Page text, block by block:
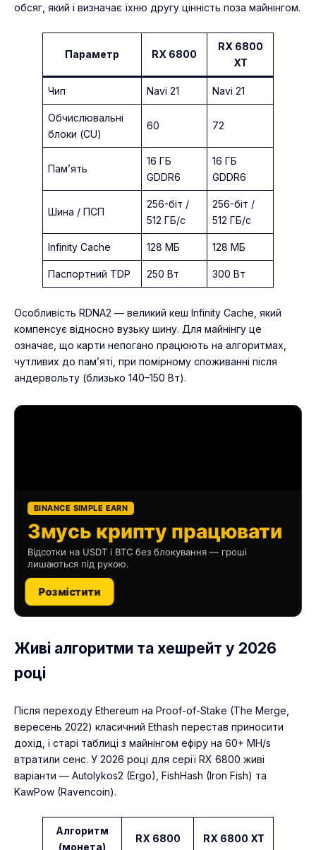
обсяг, який і визначає їхню другу цінність поза майнінгом.
Параметр RX 6800
RX 6800
XT
Чип Navi 21 Navi 21
Обчислювальні
блоки (CU)
60 72
Пам’ять
16 ГБ
GDDR6
16 ГБ
GDDR6
Шина / ПСП
256-біт /
512 ГБ/с
256-біт /
512 ГБ/с
Infinity Cache 128 МБ 128 МБ
Паспортний TDP 250 Вт 300 Вт
Особливість RDNA2 — великий кеш Infinity Cache, який
компенсує відносно вузьку шину. Для майнінгу це
означає, що карти непогано працюють на алгоритмах,
чутливих до пам’яті, при помірному споживанні після
андервольту (близько 140–150 Вт).
BINANCE SIMPLE EARN
Змусь крипту працювати
Відсотки на USDT і BTC без блокування — гроші
лишаються під рукою.
Розмістити
Живі алгоритми та хешрейт у 2026
році
Після переходу Ethereum на Proof-of-Stake (The Merge,
вересень 2022) класичний Ethash перестав приносити
дохід, і старі таблиці з майнінгом ефіру на 60+ MH/s
втратили сенс. У 2026 році для серії RX 6800 живі
варіанти — Autolykos2 (Ergo), FishHash (Iron Fish) та
KawPow (Ravencoin).
Алгоритм
(монета)
RX 6800 RX 6800 XT